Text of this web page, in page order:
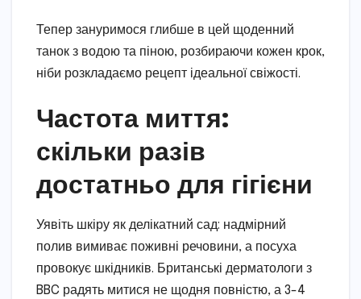
Тепер зануримося глибше в цей щоденний
танок з водою та піною, розбираючи кожен крок,
ніби розкладаємо рецепт ідеальної свіжості.
Частота миття:
скільки разів
достатньо для гігієни
Уявіть шкіру як делікатний сад: надмірний
полив вимиває поживні речовини, а посуха
провокує шкідників. Британські дерматологи з
BBC радять митися не щодня повністю, а 3-4